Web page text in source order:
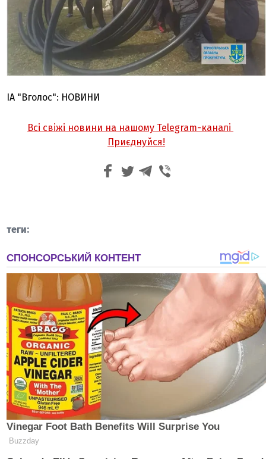
ІА "Вголос": НОВИНИ
Всі свіжі новини на нашому Telegram-каналі
Приєднуйся!